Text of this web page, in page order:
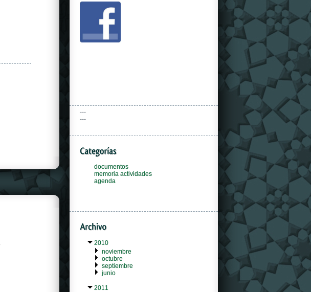
---
---
documentos
memoria actividades
agenda
2010
noviembre
octubre
septiembre
junio
2011